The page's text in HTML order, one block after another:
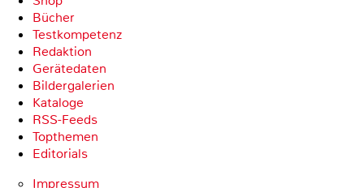
Bücher
Testkompetenz
Redaktion
Gerätedaten
Bildergalerien
Kataloge
RSS-Feeds
Topthemen
Editorials
Impressum